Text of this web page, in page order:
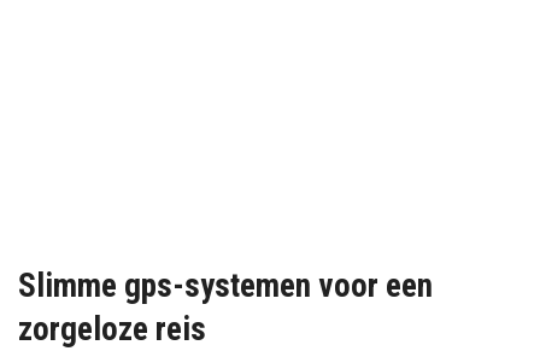
Slimme gps-systemen voor een
zorgeloze reis